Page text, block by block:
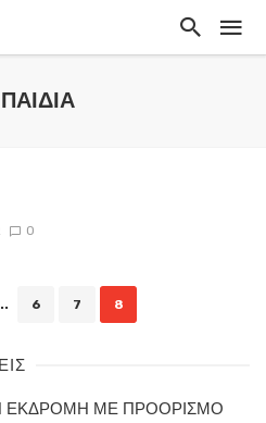
0
6 7 8
ΕΚΔΡΟΜΗ ΜΕ ΠΡΟΟΡΙΣΜΟ